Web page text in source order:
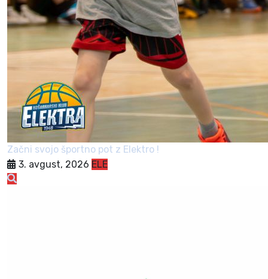
Začni svojo športno pot z Elektro !
3. avgust, 2026 ELE